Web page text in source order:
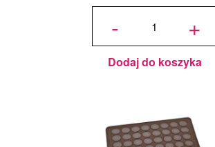
-
ilość
3D MINI
GEMMA
śr. 6,8 cm -
Silikomart +
Dodaj do koszyka